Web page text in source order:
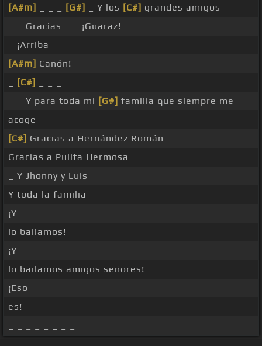
[A#m]
[G#] _ Y los [C#] grandes amigos
_ _ Gracias _ _ ¡Guaraz!
_ ¡Arriba
[A#m] Cañón!
[C#]
_ _ Y para toda mi [G#] familia que siempre me
acoge
[C#] Gracias a Hernández Román
Gracias a Pulita Hermosa
_ Y Jhonny y Luis
Y toda la familia
¡Y
lo bailamos! _ _
¡Y
lo bailamos amigos señores!
¡Eso
es!